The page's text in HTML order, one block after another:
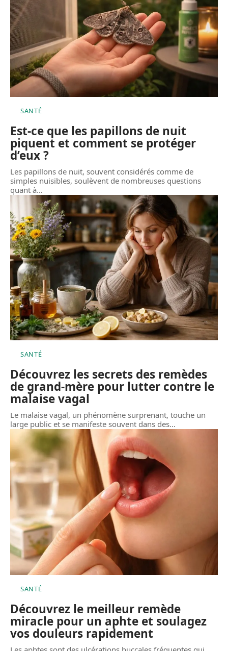
SANTÉ
Est-ce que les papillons de nuit
piquent et comment se protéger
d’eux ?
Les papillons de nuit, souvent considérés comme de
simples nuisibles, soulèvent de nombreuses questions
quant à…
SANTÉ
Découvrez les secrets des remèdes
de grand-mère pour lutter contre le
malaise vagal
Le malaise vagal, un phénomène surprenant, touche un
large public et se manifeste souvent dans des…
SANTÉ
Découvrez le meilleur remède
miracle pour un aphte et soulagez
vos douleurs rapidement